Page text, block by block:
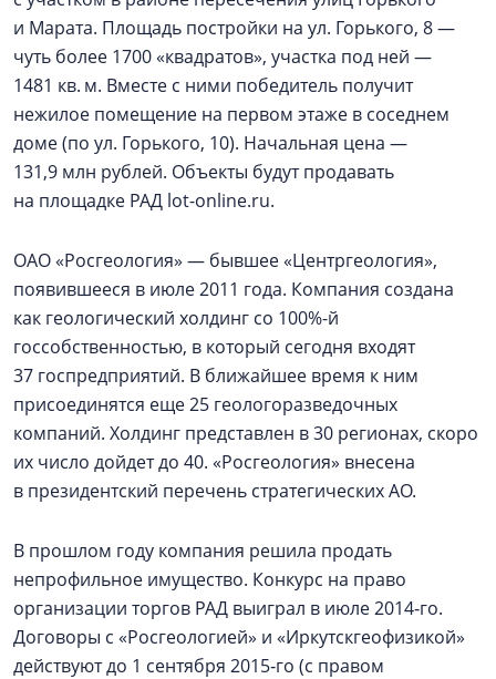
и Марата. Площадь постройки на ул. Горького, 8 —
чуть более 1700 «квадратов», участка под ней —
1481 кв. м. Вместе с ними победитель получит
нежилое помещение на первом этаже в соседнем
доме (по ул. Горького, 10). Начальная цена —
131,9 млн рублей. Объекты будут продавать
на площадке РАД lot-online.ru.
ОАО «Росгеология» — бывшее «Центргеология»,
появившееся в июле 2011 года. Компания создана
как геологический холдинг со 100%-й
госсобственностью, в который сегодня входят
37 госпредприятий. В ближайшее время к ним
присоединятся еще 25 геологоразведочных
компаний. Холдинг представлен в 30 регионах, скоро
их число дойдет до 40. «Росгеология» внесена
в президентский перечень стратегических АО.
В прошлом году компания решила продать
непрофильное имущество. Конкурс на право
организации торгов РАД выиграл в июле 2014‑го.
Договоры с «Росгеологией» и «Иркутскгеофизикой»
действуют до 1 сентября 2015‑го (с правом